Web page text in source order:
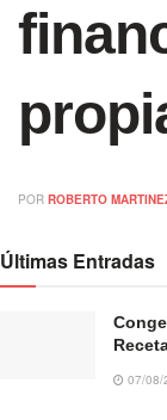
POR ROBERTO
Últimas Entradas
07/08/